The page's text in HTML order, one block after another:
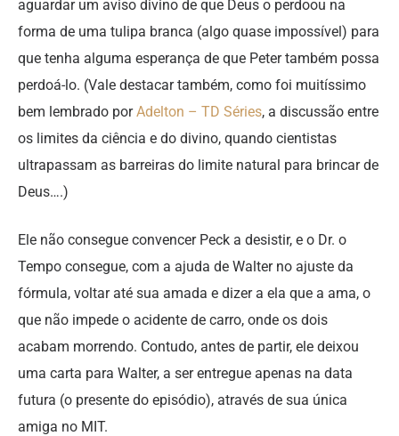
aguardar um aviso divino de que Deus o perdoou na
forma de uma tulipa branca (algo quase impossível) para
que tenha alguma esperança de que Peter também possa
perdoá-lo. (Vale destacar também, como foi muitíssimo
bem lembrado porAdelton – TD Séries, a discussão entre
os limites da ciência e do divino, quando cientistas
ultrapassam as barreiras do limite natural para brincar de
Deus….)
Ele não consegue convencer Peck a desistir, e o Dr. o
Tempo consegue, com a ajuda de Walter no ajuste da
fórmula, voltar até sua amada e dizer a ela que a ama, o
que não impede o acidente de carro, onde os dois
acabam morrendo. Contudo, antes de partir, ele deixou
uma carta para Walter, a ser entregue apenas na data
futura (o presente do episódio), através de sua única
amiga no MIT.